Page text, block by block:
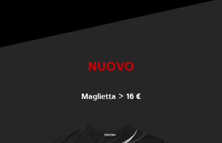
NUOVO
Maglietta > 16 €